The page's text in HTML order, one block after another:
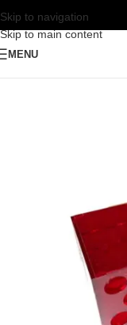
Skip to navigation
Skip to main content
MENU